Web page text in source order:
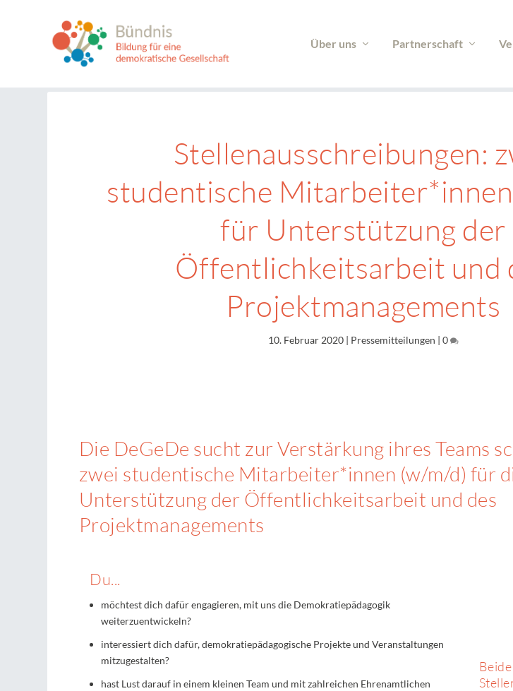
Über uns Partnerschaft
Stellenausschreibungen:
studentische
für Unterstützung der
Öffentlichkeitsarbeit und
Projektmanagements
10. Februar 2020| Pressemitteilungen | 0
Die DeGeDe sucht zur Verstärkung ihres Teams
zwei studentische Mitarbeiter*innen (w/m/d) für
Unterstützung der Öffentlichkeitsarbeit und des
Projektmanagements
Du...
möchtest dich dafür engagieren, mit uns die Demokratiepädagogik
weiterzuentwickeln?
interessiert dich dafür, demokratiepädagogische Projekte und Veranstaltungen
mitzugestalten?
hast Lust darauf in einem kleinen Team und mit zahlreichen Ehrenamtlichen
Beide